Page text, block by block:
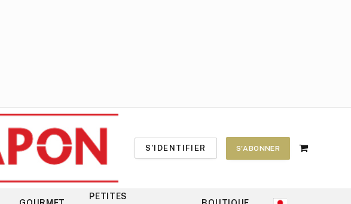
S'IDENTIFIER S'ABONNER
Shopping
PETITES